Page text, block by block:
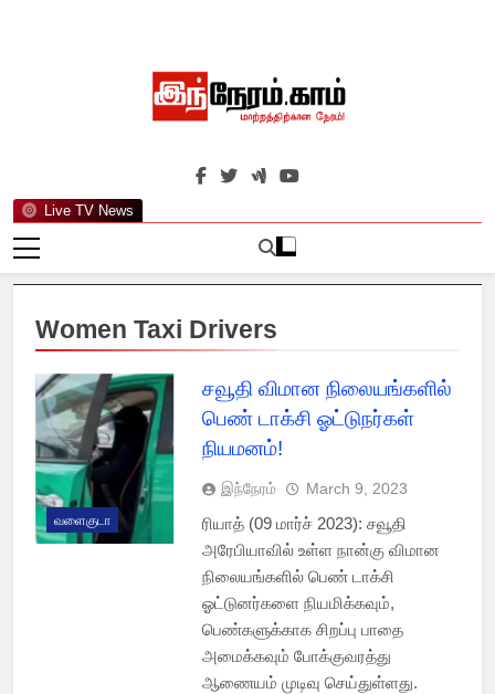
Live TV News
இந்நேரம்.காம்
செய்திகளுக்கு அப்பால்…
Women Taxi Drivers
வளைகுடா
சவூதி விமான நிலையங்களில்
பெண் டாக்சி ஓட்டுநர்கள்
நியமனம்!
இந்நேரம் March 9, 2023
ரியாத் (09 மார்ச் 2023): சவூதி
அரேபியாவில் உள்ள நான்கு விமான
நிலையங்களில் பெண் டாக்சி
ஓட்டுனர்களை நியமிக்கவும்,
பெண்களுக்காக சிறப்பு பாதை
அமைக்கவும் போக்குவரத்து
ஆணையம் முடிவு செய்துள்ளது.